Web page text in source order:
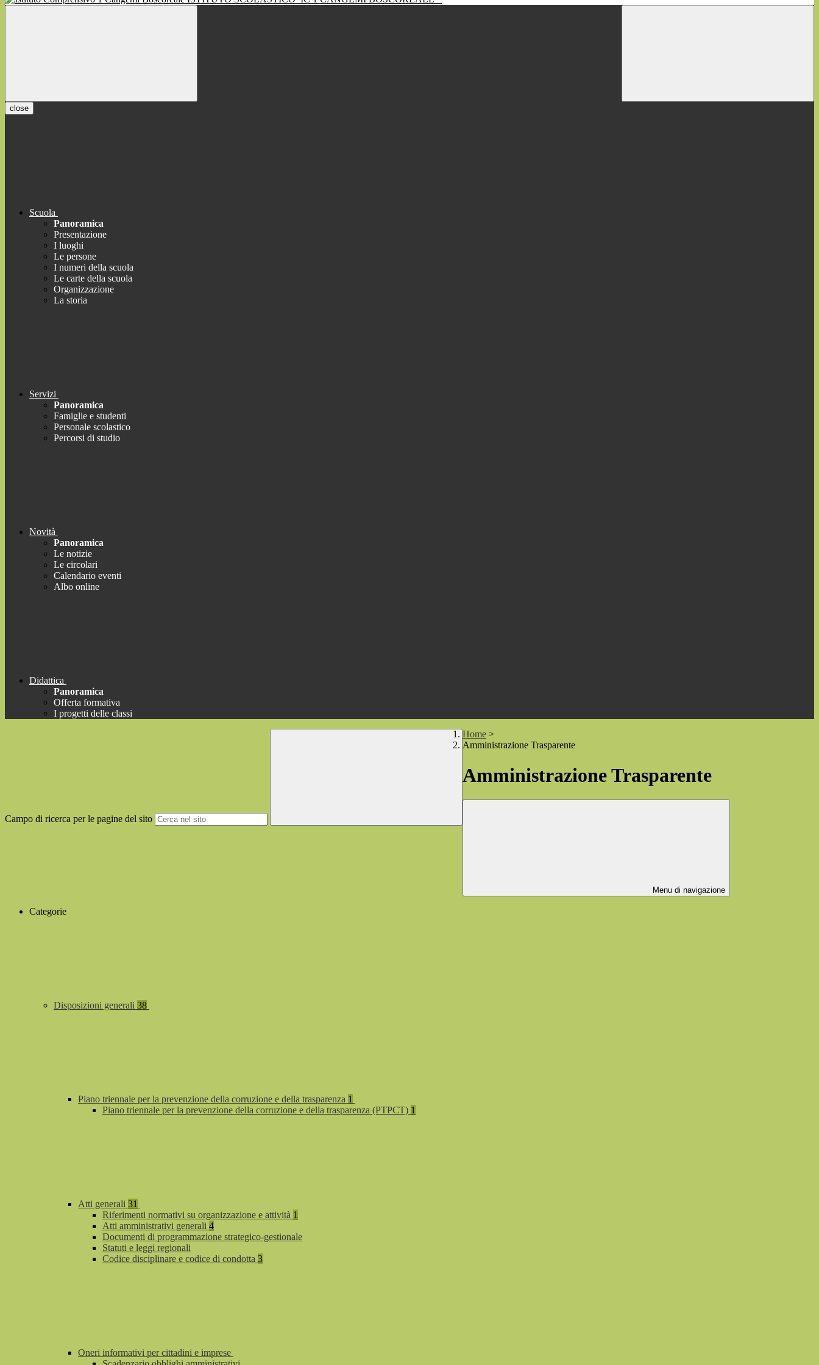
close
Scuola
Panoramica
Presentazione
I luoghi
Le persone
I numeri della scuola
Le carte della scuola
Organizzazione
La storia
Servizi
Panoramica
Famiglie e studenti
Personale scolastico
Percorsi di studio
Novità
Panoramica
Le notizie
Le circolari
Calendario eventi
Albo online
Didattica
Panoramica
Offerta formativa
I progetti delle classi
Campo di ricerca per le pagine del sito
Home >
Amministrazione Trasparente
Amministrazione Trasparente
Menu di navigazione
Categorie
Disposizioni generali 38
Piano triennale per la prevenzione della corruzione e della trasparenza 1
Piano triennale per la prevenzione della corruzione e della trasparenza (PTPCT) 1
Atti generali 31
Riferimenti normativi su organizzazione e attività 1
Atti amministrativi generali 4
Documenti di programmazione strategico-gestionale
Statuti e leggi regionali
Codice disciplinare e codice di condotta 3
Oneri informativi per cittadini e imprese